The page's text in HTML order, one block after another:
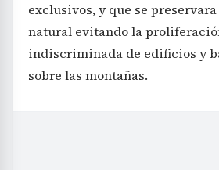
exclusivos, y que se
natural evitando la
indiscriminada de edificios y
sobre las montañas.